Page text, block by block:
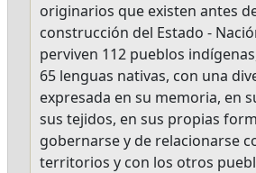
originarios que existen antes
construcción del Estado -
perviven 112 pueblos
65 lenguas nativas, con una
expresada en su memoria, en
sus tejidos, en sus propias
gobernarse y de relacionarse
territorios y con los otros